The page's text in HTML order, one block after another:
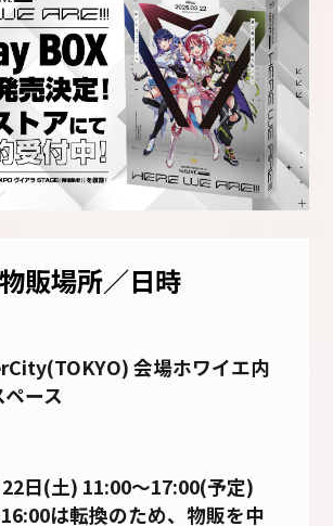
物販場所／日時
会場ホワイエ内
ース
日(土) 11:00～17:00(予定)